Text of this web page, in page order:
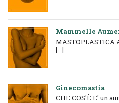
Mammelle
MASTOPLASTICA
[...]
Ginecomastia
CHE COS'È E' un